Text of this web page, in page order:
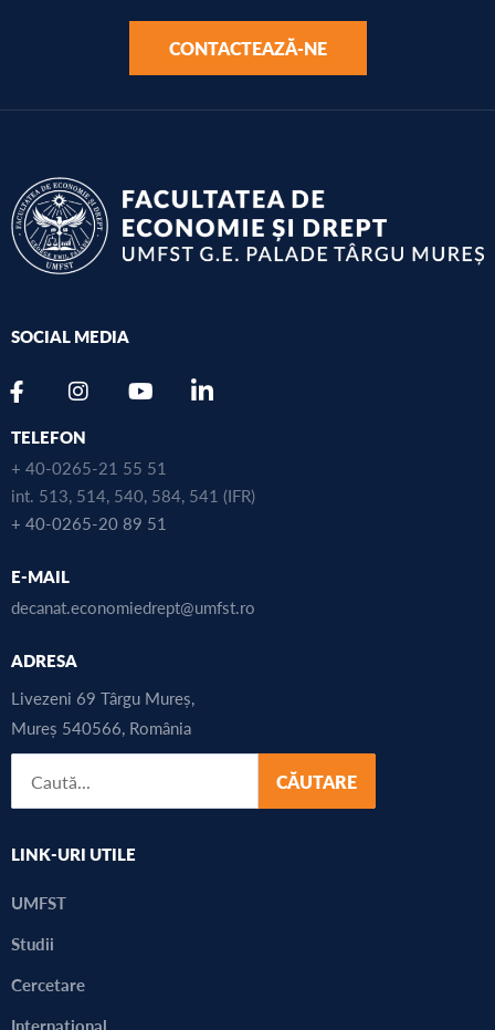
CONTACTEAZĂ-NE
SOCIAL MEDIA
TELEFON
+ 40-0265-21 55 51
int. 513, 514, 540, 584, 541 (IFR)
+ 40-0265-20 89 51
E-MAIL
decanat.economiedrept@umfst.ro
ADRESA
Livezeni 69 Târgu Mureș,
Mureș 540566, România
CĂUTARE
LINK-URI UTILE
UMFST
Studii
Cercetare